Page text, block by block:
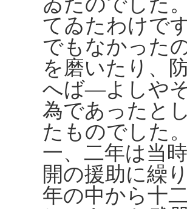
てゐたわけで
でもなかった
を磨いたり、
へば―よしや
為であったと
たものでした
一、二年は当
開の援助に繰
年の中から十